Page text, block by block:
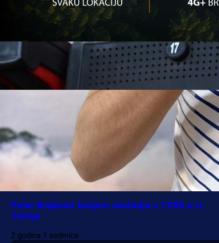
Ostale selekcije
Selektor Selver Hodžić odabrao 24 igračice za
baraž!
1 godina 9 mjesec
Petar Brajković karijeru nastavlja u TOŠK-u iz
Tešnja
2 godina 1 sedmica